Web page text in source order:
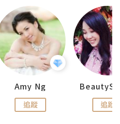
Amy Ng
追蹤 追蹤